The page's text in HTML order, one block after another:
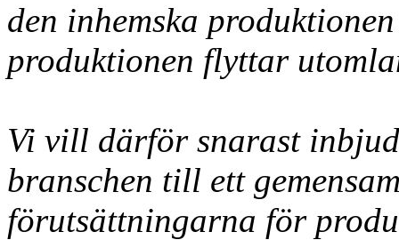
den inhemska
produktionen flyttar
Vi vill därför snarast
branschen till ett
förutsättningarna för